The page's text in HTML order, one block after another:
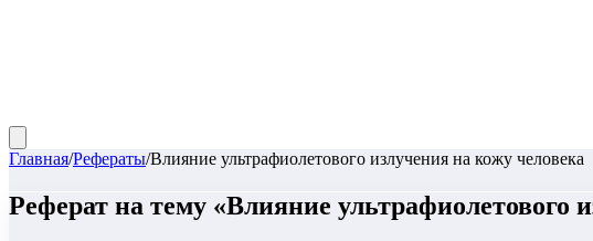
Главная/Рефераты/Влияние ультрафиолетового излучения на кожу человека
Реферат на тему «Влияние ультрафиолетового